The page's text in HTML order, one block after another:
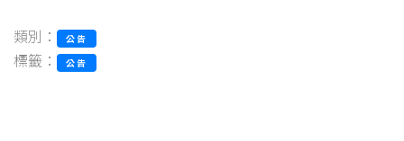
類別： 公告
標籤： 公告